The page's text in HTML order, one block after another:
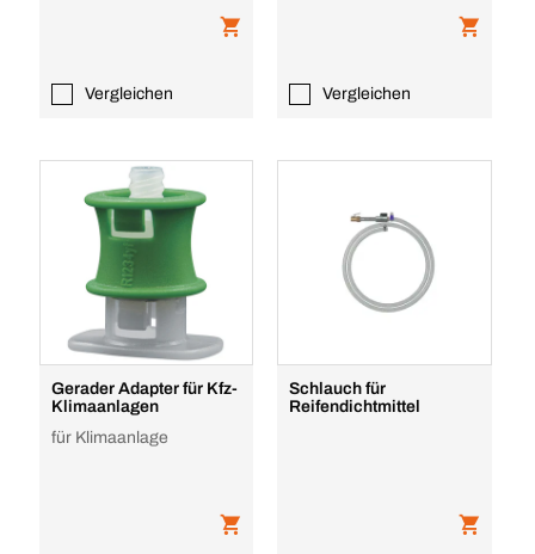
Vergleichen Vergleichen
Gerader Adapter für Kfz-
Klimaanlagen
für Klimaanlage
Schlauch für
Reifendichtmittel